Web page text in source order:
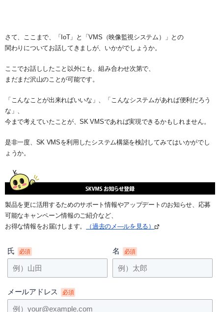
さて、ここまで、「IoT」と「VMS（映像監視システム）」との
関わりについてお話してきましが、いかがでしょうか。
ここでお話ししたこと以外にも、組み合わせ次第で、
まだまだ沢山のことが可能です。
「こんなことが出来ればいいな」、「こんなシステムがあれば便利だろう
な」、
今まで考えていたことが、SK VMSであれば実現できるかもしれません。
是非一度、SK VMSを利用したシステム構築を検討してみてはいかがでし
ょうか。
製品を更に活用するためのサポート情報やアップデートのお知らせ、応募
可能なキャンペーン情報のご紹介など、
お得な情報をお届けします。
（過去のメ―ルを見る）
氏 必須 名 必須
メールアドレス 必須